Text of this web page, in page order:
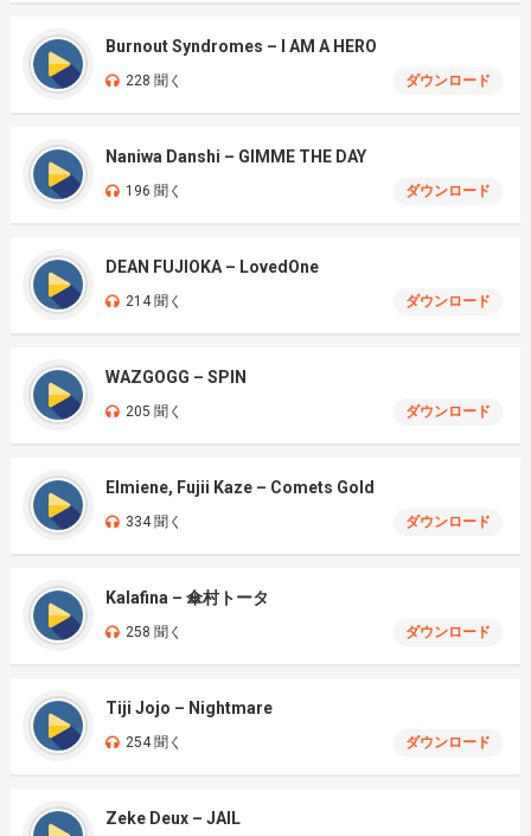
Burnout Syndromes – I AM A HERO
228 聞く ダウンロード
Naniwa Danshi – GIMME THE DAY
196 聞く ダウンロード
DEAN FUJIOKA – LovedOne
214 聞く ダウンロード
WAZGOGG – SPIN
205 聞く ダウンロード
Elmiene, Fujii Kaze – Comets Gold
334 聞く ダウンロード
Kalafina – 傘村トータ
258 聞く ダウンロード
Tiji Jojo – Nightmare
254 聞く ダウンロード
Zeke Deux – JAIL